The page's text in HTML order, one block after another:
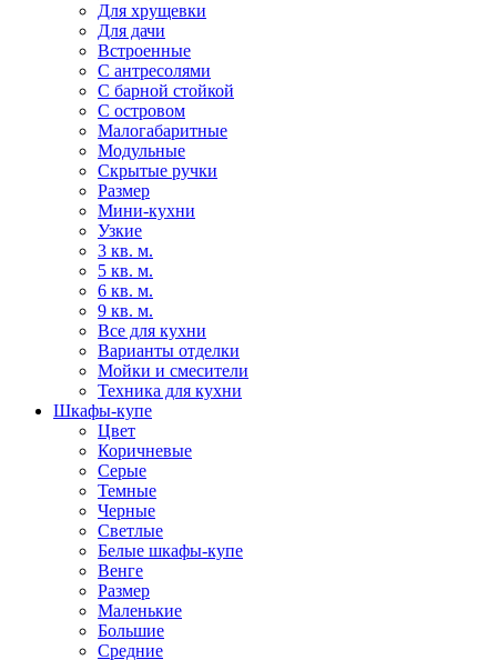
Для хрущевки
Для дачи
Встроенные
С антресолями
С барной стойкой
С островом
Малогабаритные
Модульные
Скрытые ручки
Размер
Мини-кухни
Узкие
3 кв. м.
5 кв. м.
6 кв. м.
9 кв. м.
Все для кухни
Варианты отделки
Мойки и смесители
Техника для кухни
Шкафы-купе
Цвет
Коричневые
Серые
Темные
Черные
Светлые
Белые шкафы-купе
Венге
Размер
Маленькие
Большие
Средние